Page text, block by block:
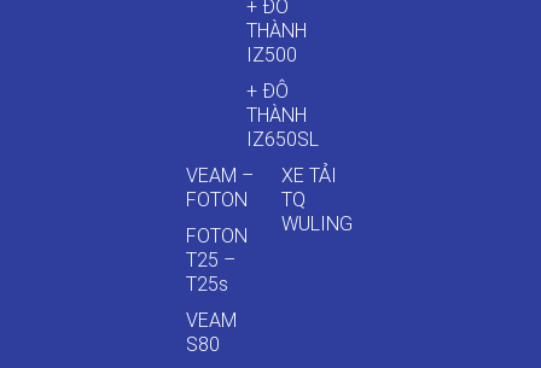
+ ĐÔ
THÀNH
IZ500
+ ĐÔ
THÀNH
IZ650SL
VEAM –
FOTON
FOTON
T25 –
T25s
VEAM
S80
XE TẢI
TQ
WULING